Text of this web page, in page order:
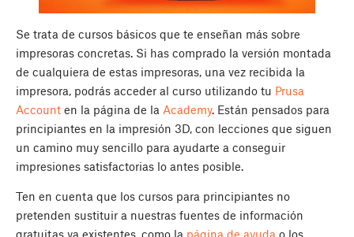
Se trata de cursos básicos que te enseñan más sobre
impresoras concretas. Si has comprado la versión montada
de cualquiera de estas impresoras, una vez recibida la
impresora, podrás acceder al curso utilizando tu Prusa
Account en la página de la Academy. Están pensados para
principiantes en la impresión 3D, con lecciones que siguen
un camino muy sencillo para ayudarte a conseguir
impresiones satisfactorias lo antes posible.
Ten en cuenta que los cursos para principiantes no
pretenden sustituir a nuestras fuentes de información
gratuitas ya existentes, como la página de ayuda o los